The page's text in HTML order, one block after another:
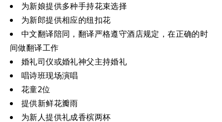
为新娘提供多种手持花束选择
为新郎提供相应的纽扣花
中文翻译陪同，翻译严格遵守酒店规定，在正确的时
间做翻译工作
婚礼司仪或婚礼神父主持婚礼
唱诗班现场演唱
花童2位
提供新鲜花瓣雨
为新人提供礼成香槟两杯